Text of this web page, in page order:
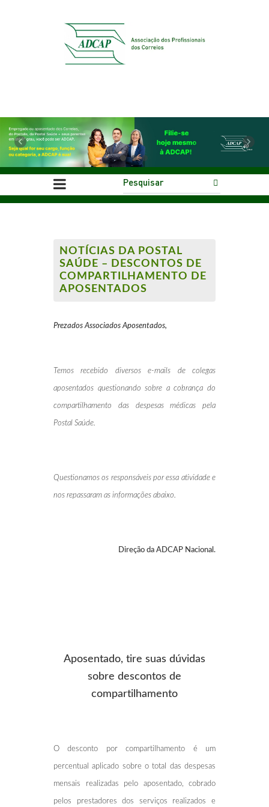
Previous Next
NOTÍCIAS DA POSTAL
SAÚDE – DESCONTOS DE
COMPARTILHAMENTO DE
APOSENTADOS
Prezados Associados Aposentados,
Temos recebido diversos e-mails de colegas
aposentados questionando sobre a cobrança do
compartilhamento das despesas médicas pela
Postal Saúde.
Questionamos os responsáveis por essa atividade e
nos repassaram as informações abaixo.
Direção da ADCAP Nacional.
Aposentado, tire suas dúvidas
sobre descontos de
compartilhamento
O desconto por compartilhamento é um
percentual aplicado sobre o total das despesas
mensais realizadas pelo aposentado, cobrado
pelos prestadores dos serviços realizados e